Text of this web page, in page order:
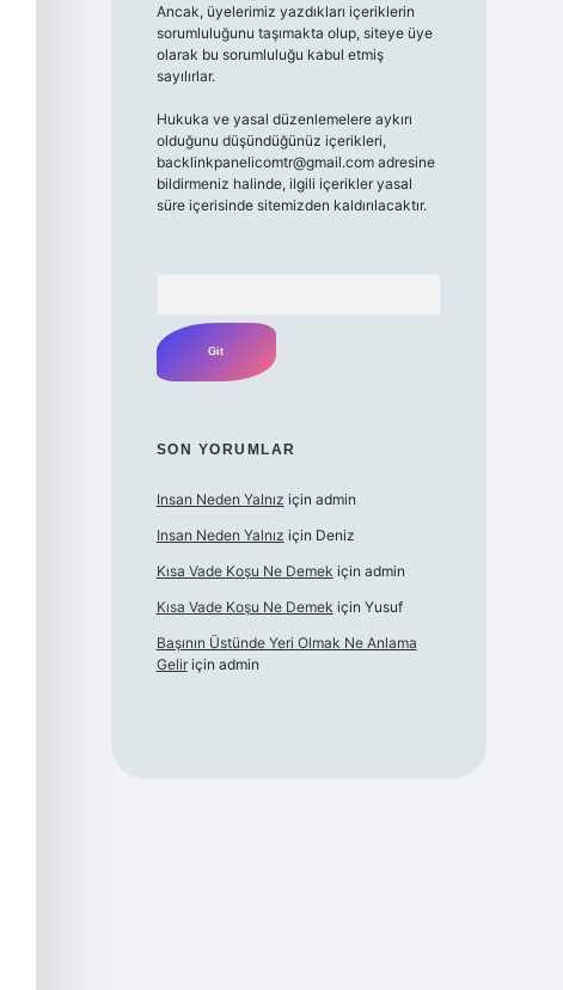
Ancak, üyelerimiz yazdıkları içeriklerin
sorumluluğunu taşımakta olup, siteye üye
olarak bu sorumluluğu kabul etmiş
sayılırlar.
Hukuka ve yasal düzenlemelere aykırı
olduğunu düşündüğünüz içerikleri,
backlinkpanelicomtr@gmail.comadresine
bildirmeniz halinde, ilgili içerikler yasal
süre içerisinde sitemizden kaldırılacaktır.
SON YORUMLAR
Insan Neden Yalnız için admin
Insan Neden Yalnız için Deniz
Kısa Vade Koşu Ne Demek için admin
Kısa Vade Koşu Ne Demek için Yusuf
Başının Üstünde Yeri Olmak Ne Anlama
Geliriçin admin